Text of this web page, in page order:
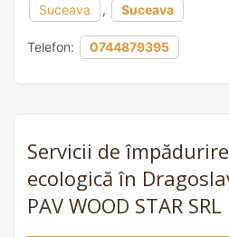
Suceava , Suceava
Telefon: 0744879395
Servicii de
ecologică în
PAV WOOD STAR SRL